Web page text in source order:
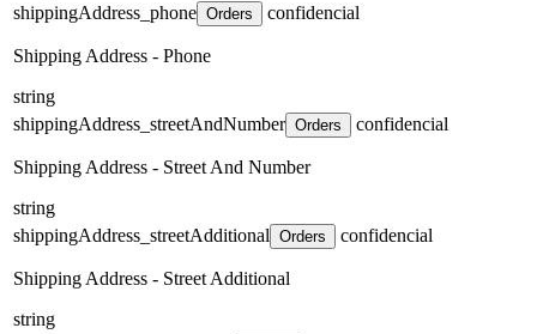
shippingAddress_phone Orders confidencial
Shipping Address - Phone
string
shippingAddress_streetAndNumber Orders confidencial
Shipping Address - Street And Number
string
shippingAddress_streetAdditional Orders confidencial
Shipping Address - Street Additional
string